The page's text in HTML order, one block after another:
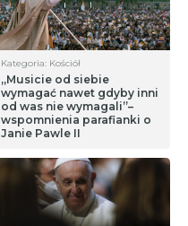
Kategoria: Kościół
„Musicie od siebie
wymagać nawet gdyby inni
od was nie wymagali”–
wspomnienia parafianki o
Janie Pawle II